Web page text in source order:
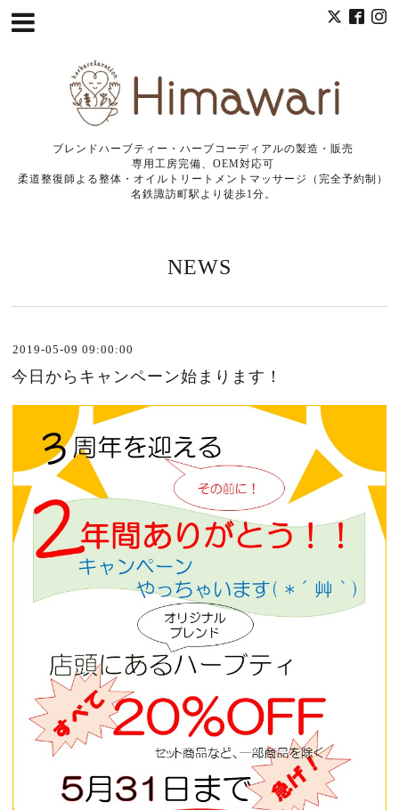
ブレンドハーブティー・ハーブコーディアルの製造・販売
専用工房完備、OEM対応可
柔道整復師よる整体・オイルトリートメントマッサージ（完全予約制）
名鉄諏訪町駅より徒歩1分。
NEWS
2019-05-09 09:00:00
今日からキャンペーン始まります！